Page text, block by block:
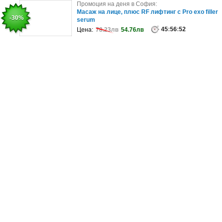
-32%
Промоция на деня в София:
Екскурзия до Барселона: 3 нощувки със закуски,
плюс самолетен транспорт
Цена: 1230.22лв 839.05лв 45:56
-30%
Промоция на деня в София:
Масаж на лице, плюс RF лифтинг с Pro exo filler
serum
Цена: 78.23лв 54.76лв 45:56:52